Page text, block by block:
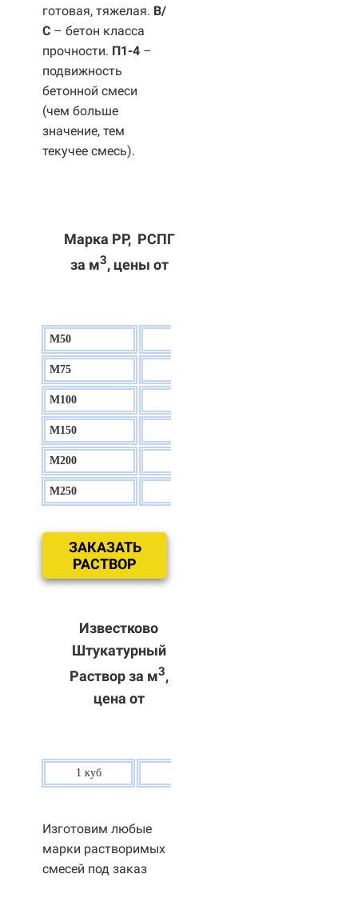
готовая, тяжелая. B/
С – бетон класса
прочности. П1-4 –
подвижность
бетонной смеси
(чем больше
значение, тем
текучее смесь).
Марка РР, РСПГ
за м3, цены от
М50
М75
М100
М150
М200
М250
ЗАКАЗАТЬ
РАСТВОР
Известково
Штукатурный
Раствор за м3,
цена от
1 куб
Изготовим любые
марки растворимых
смесей под заказ